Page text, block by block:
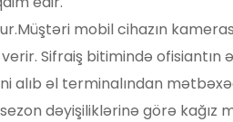
mobil cihazın
Sifraiş bitimində ofisiantın
alıb əl terminalından
dəyişiliklərinə görə kağız